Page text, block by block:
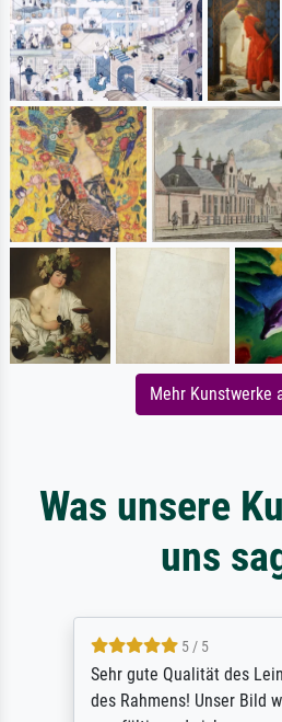
Mehr Kunstwerke
Was unsere
uns
5 / 5
Sehr gute Qualität des
des Rahmens! Unser Bild